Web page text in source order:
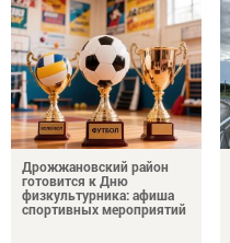
Дрожжановский район
готовится к Дню
физкультурника: афиша
спортивных мероприятий